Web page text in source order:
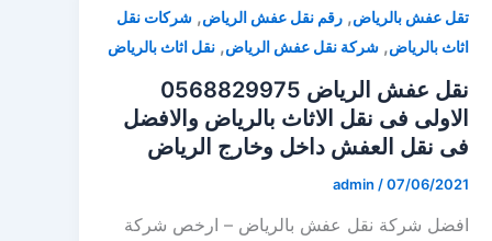
تقل عفش بالرياض,رقم نقل عفش الرياض,شركات نقل
اثاث بالرياض,شركة نقل عفش الرياض,نقل اثاث بالرياض
نقل عفش الرياض 0568829975
الاولى فى نقل الاثاث بالرياض والافضل
فى نقل العفش داخل وخارج الرياض
admin /07/06/2021
افضل شركة نقل عفش بالرياض – ارخص شركة